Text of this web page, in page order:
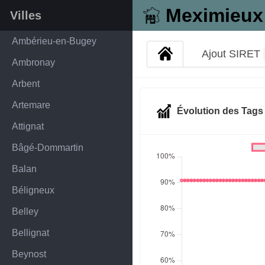
Meximieux
Villes
Ambérieu-en-Bugey
Ambronay
Arbent
Artemare
Attignat
Bâgé-Dommartin
Balan
Béligneux
Belley
Bellignat
Beynost
Ajout SIRET
Évolution des